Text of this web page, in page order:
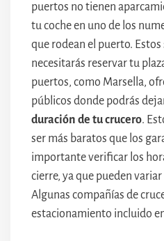
puertos no tienen
tu coche en uno de los
que rodean el puerto.
necesitarás reservar tu
puertos, como Marsella,
públicos donde podrás
duración de tu crucero.
ser más baratos que los
importante verificar los
cierre, ya que pueden
Algunas compañías de
estacionamiento incluido